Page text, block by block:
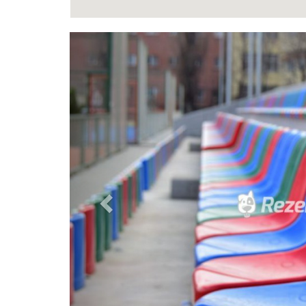
Previous